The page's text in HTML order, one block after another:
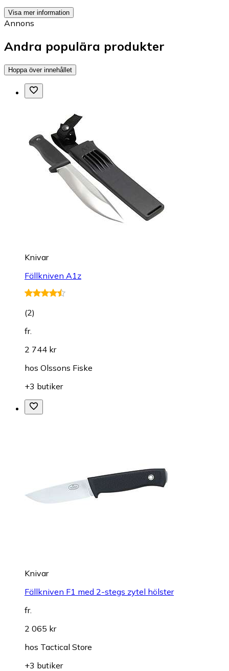
Visa mer information
Annons
Andra populära produkter
Hoppa över innehållet
Knivar
Fällkniven A1z
(2)
fr.
2 744 kr
hos Olssons Fiske
+3 butiker
Knivar
Fällkniven F1 med 2-stegs zytel hölster
fr.
2 065 kr
hos Tactical Store
+3 butiker